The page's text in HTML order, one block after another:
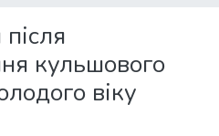
кульшового
віку